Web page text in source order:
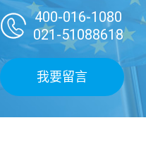
 400-016-1080
021-51088618
我要留言